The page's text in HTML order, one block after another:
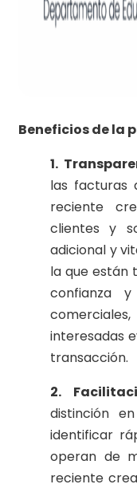
Beneficios de la
1.
las facturas
reciente
clientes y
adicional y
la que están
confianza
interesadas
transacción.
2.
distinción
identificar
operan de
reciente